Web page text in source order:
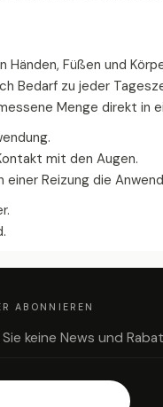
Händen, Füßen und
Bedarf zu jeder
Menge direkt in
mit den Augen.
einer Reizung die
ABONNIEREN
keine News und